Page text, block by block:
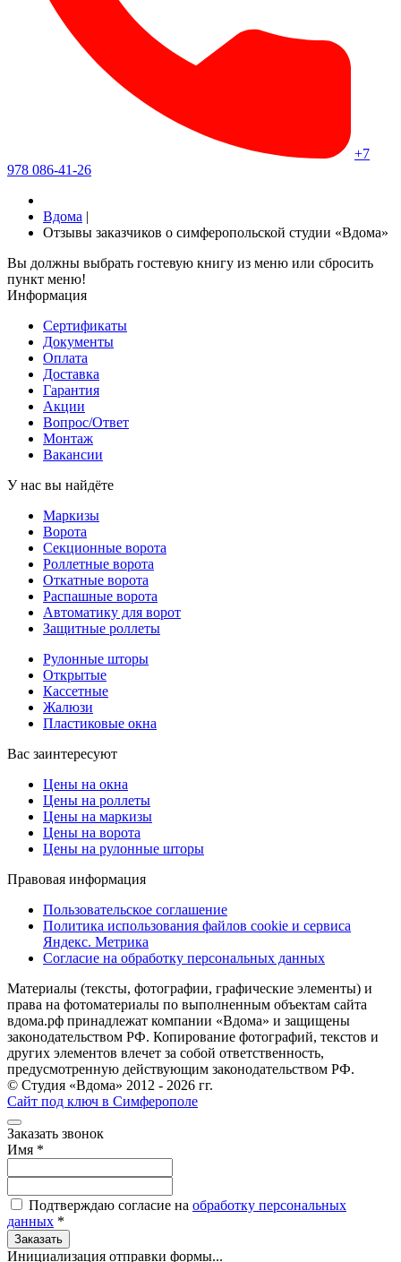
+7
978 086-41-26
Вдома |
Отзывы заказчиков о симферопольской студии «Вдома»
Вы должны выбрать гостевую книгу из меню или сбросить
пункт меню!
Информация
Сертификаты
Документы
Оплата
Доставка
Гарантия
Акции
Вопрос/Ответ
Монтаж
Вакансии
У нас вы найдёте
Маркизы
Ворота
Секционные ворота
Роллетные ворота
Откатные ворота
Распашные ворота
Автоматику для ворот
Защитные роллеты
Рулонные шторы
Открытые
Кассетные
Жалюзи
Пластиковые окна
Вас заинтересуют
Цены на окна
Цены на роллеты
Цены на маркизы
Цены на ворота
Цены на рулонные шторы
Правовая информация
Пользовательское соглашение
Политика использования файлов cookie и сервиса
Яндекс. Метрика
Согласие на обработку персональных данных
Материалы (тексты, фотографии, графические элементы) и
права на фотоматериалы по выполненным объектам сайта
вдома.рф принадлежат компании «Вдома» и защищены
законодательством РФ. Копирование фотографий, текстов и
других элементов влечет за собой ответственность,
предусмотренную действующим законодательством РФ.
© Студия «Вдома» 2012 - 2026 гг.
Сайт под ключ в Симферополе
Заказать звонок
Имя *
Подтверждаю согласие на обработку персональных
данных *
Заказать
Инициализация отправки формы...